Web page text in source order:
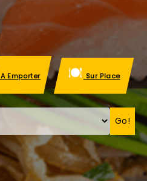
A Emporter Sur Place
Go!